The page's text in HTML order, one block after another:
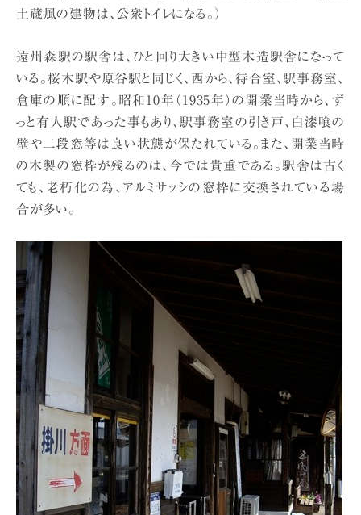
土蔵風の建物は、公衆トイレになる。）
遠州森駅の駅舎は、ひと回り大きい中型木造駅舎になって
いる。桜木駅や原谷駅と同じく、西から、待合室、駅事務室、
倉庫の順に配す。昭和10年（1935年）の開業当時から、ず
っと有人駅であった事もあり、駅事務室の引き戸、白漆喰の
壁や二段窓等は良い状態が保たれている。また、開業当時
の木製の窓枠が残るのは、今では貴重である。駅舎は古く
ても、老朽化の為、アルミサッシの窓枠に交換されている場
合が多い。